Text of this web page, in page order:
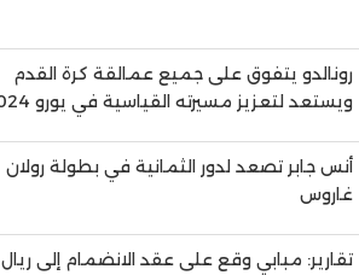
رونالدو يتفوق على جميع عمالقة كرة القدم
ويستعد لتعزيز مسيرته القياسية في يورو 2024
أنس جابر تصعد لدور الثمانية في بطولة رولان
غاروس
تقارير: مبابي وقع على عقد الانضمام إلى ريال